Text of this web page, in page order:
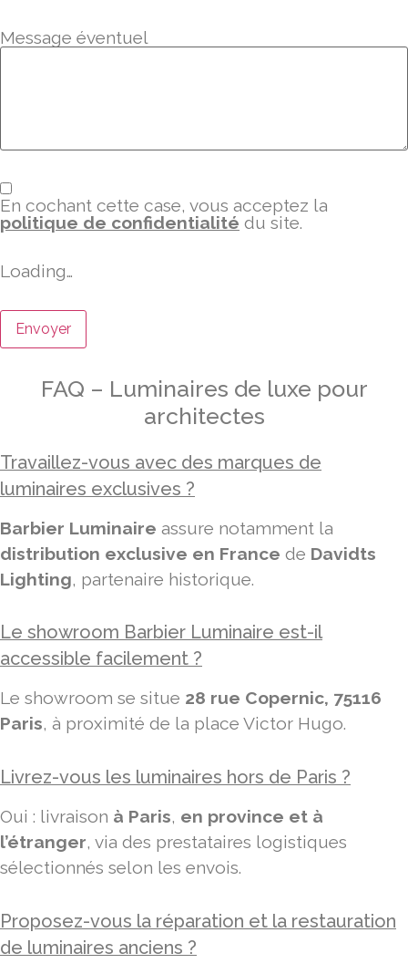
Message éventuel
En cochant cette case, vous acceptez la
politique de confidentialité du site.
Loading…
FAQ – Luminaires de luxe pour
architectes
Travaillez-vous avec des marques de
luminaires exclusives ?
Barbier Luminaire assure notamment la
distribution exclusive en France de Davidts
Lighting, partenaire historique.
Le showroom Barbier Luminaire est-il
accessible facilement ?
Le showroom se situe 28 rue Copernic, 75116
Paris, à proximité de la place Victor Hugo.
Livrez-vous les luminaires hors de Paris ?
Oui : livraison à Paris, en province et à
l’étranger, via des prestataires logistiques
sélectionnés selon les envois.
Proposez-vous la réparation et la restauration
de luminaires anciens ?